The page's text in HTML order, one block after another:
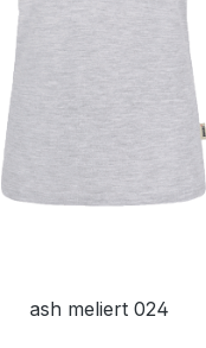
ash meliert 024